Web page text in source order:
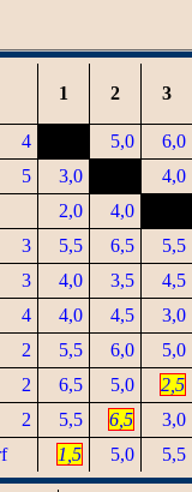
1 2 3
4 5,0
6,0
5 3,0
4,0
2,0
4,0
3 5,5 6,5
5,5
3 4,0 3,5
4,5
4 4,0 4,5
3,0
2 5,5 6,0
5,0
2 6,5 5,0
2,5
2 5,5 6,5
3,0
1,5 5,0 5,5